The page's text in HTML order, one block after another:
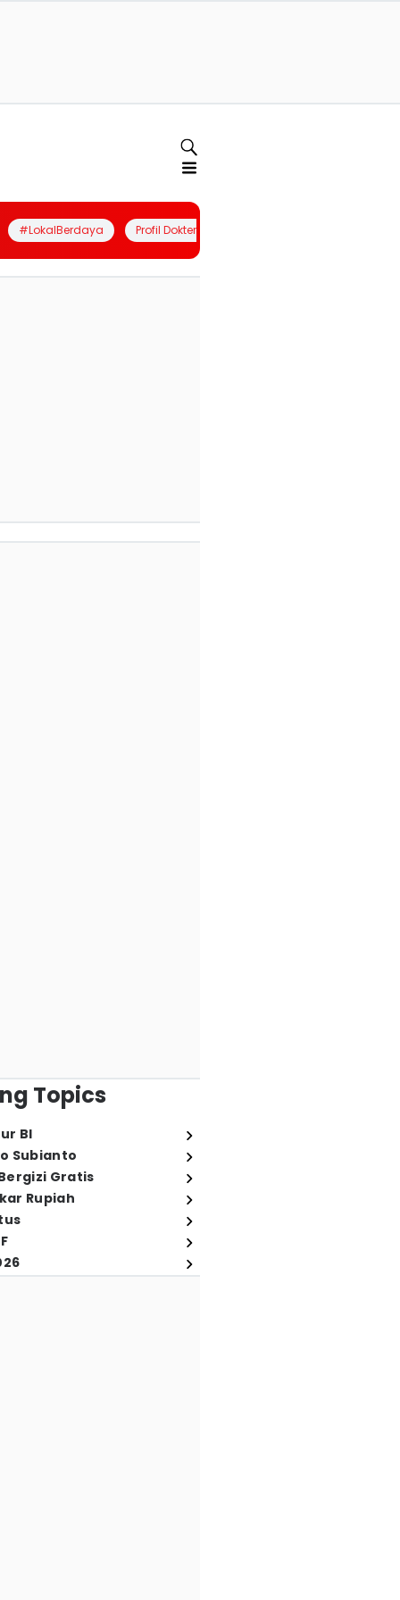
#LokalBerdaya Profil Dokter
Topics
BI
Subianto
Gratis
Rupiah